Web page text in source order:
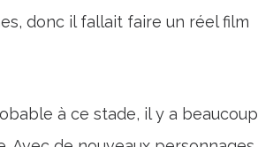
donc il fallait faire un réel film
à ce stade, il y a beaucoup